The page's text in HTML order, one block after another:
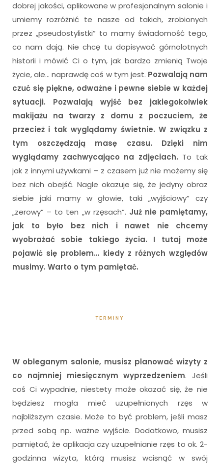
dobrej jakości, aplikowane w profesjonalnym salonie i
umiemy rozróżnić te nasze od takich, zrobionych
przez „pseudostylistki” to mamy świadomość tego,
co nam dają. Nie chcę tu dopisywać górnolotnych
historii i mówić Ci o tym, jak bardzo zmienią Twoje
życie, ale… naprawdę coś w tym jest. Pozwalają nam
czuć się piękne, odważne i pewne siebie w każdej
sytuacji. Pozwalają wyjść bez jakiegokolwiek
makijażu na twarzy z domu z poczuciem, że
przecież i tak wyglądamy świetnie. W związku z
tym oszczędzają masę czasu. Dzięki nim
wyglądamy zachwycająco na zdjęciach. To tak
jak z innymi używkami – z czasem już nie możemy się
bez nich obejść. Nagle okazuje się, że jedyny obraz
siebie jaki mamy w głowie, taki „wyjściowy” czy
„zerowy” – to ten „w rzęsach”. Już nie pamiętamy,
jak to było bez nich i nawet nie chcemy
wyobrażać sobie takiego życia. I tutaj może
pojawić się problem… kiedy z różnych względów
musimy. Warto o tym pamiętać.
TERMINY
W obleganym salonie, musisz planować wizyty z
co najmniej miesięcznym wyprzedzeniem. Jeśli
coś Ci wypadnie, niestety może okazać się, że nie
będziesz mogła mieć uzupełnionych rzęs w
najbliższym czasie. Może to być problem, jeśli masz
przed sobą np. ważne wyjście. Dodatkowo, musisz
pamiętać, że aplikacja czy uzupełnianie rzęs to ok. 2-
godzinna wizyta, którą musisz wcisnąć w swój